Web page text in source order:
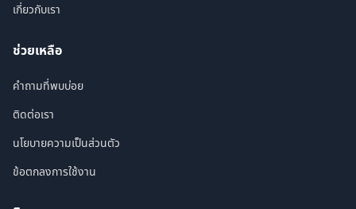
เกี่ยวกับเรา
ช่วยเหลือ
คำถามที่พบบ่อย
ติดต่อเรา
นโยบายความเป็นส่วนตัว
ข้อตกลงการใช้งาน